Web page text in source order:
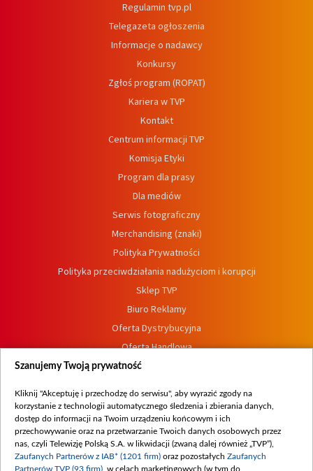
Regulamin tvp.pl
Telegazeta ogłoszenia
Informacje o nadawcy
Konkursy
Zgłoś program (ROPAT)
Kariera w TVP
Kontakt
Centrum informacji TVP
Komisja Etyki
Program dla prasy
Dla mediów
Serwis fotograficzny
Merchandising (znaki)
Polityka Prywatności
Polityka przeciwdziałania nadużyciom i korupcji
Sklep TVP
Biuro Reklamy
Oferta Dystrybucyjna
Oferta Handlowa
Dostępność
Procedura zgłoszeń wewnętrznych
Szanujemy Twoją prywatność
Kliknij "Akceptuję i przechodzę do serwisu", aby wyrazić zgody na
korzystanie z technologii automatycznego śledzenia i zbierania danych,
dostęp do informacji na Twoim urządzeniu końcowym i ich
przechowywanie oraz na przetwarzanie Twoich danych osobowych przez
nas, czyli Telewizję Polską S.A. w likwidacji (zwaną dalej również „TVP”),
Zaufanych Partnerów z IAB* (1201 firm) oraz pozostałych Zaufanych
Partnerów TVP (93 firm) , w celach marketingowych (w tym do